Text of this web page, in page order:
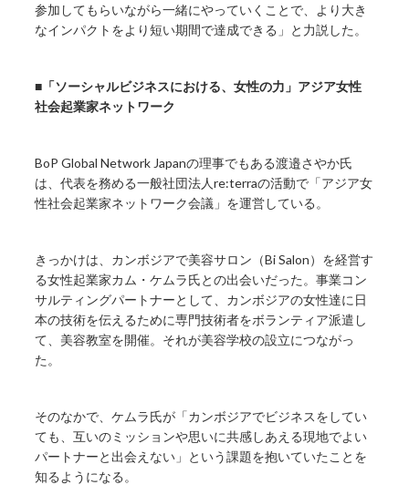
参加してもらいながら一緒にやっていくことで、より大き
なインパクトをより短い期間で達成できる」と力説した。
■「ソーシャルビジネスにおける、女性の力」アジア女性
社会起業家ネットワーク
BoP Global Network Japanの理事でもある渡邉さやか氏
は、代表を務める一般社団法人re:terraの活動で「アジア女
性社会起業家ネットワーク会議」を運営している。
きっかけは、カンボジアで美容サロン（Bi Salon）を経営す
る女性起業家カム・ケムラ氏との出会いだった。事業コン
サルティングパートナーとして、カンボジアの女性達に日
本の技術を伝えるために専門技術者をボランティア派遣し
て、美容教室を開催。それが美容学校の設立につながっ
た。
そのなかで、ケムラ氏が「カンボジアでビジネスをしてい
ても、互いのミッションや思いに共感しあえる現地でよい
パートナーと出会えない」という課題を抱いていたことを
知るようになる。